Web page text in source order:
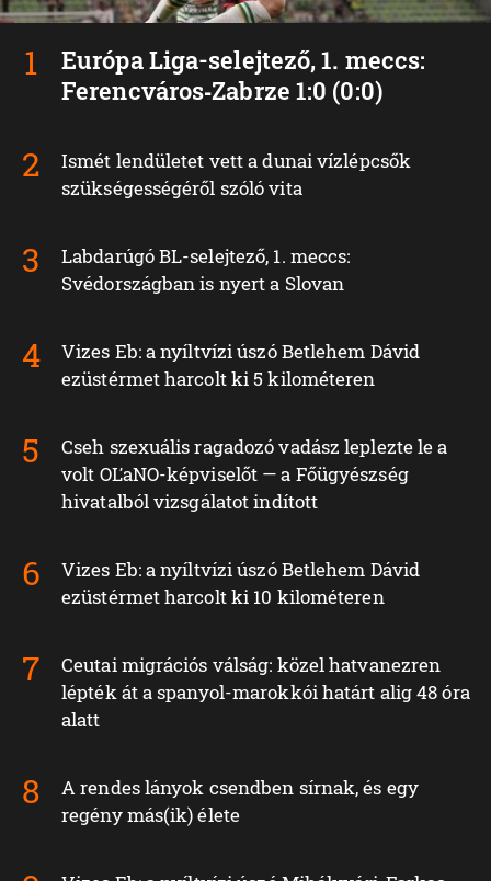
Európa Liga-selejtező, 1. meccs:
Ferencváros‑Zabrze 1:0 (0:0)
Ismét lendületet vett a dunai vízlépcsők
szükségességéről szóló vita
Labdarúgó BL-selejtező, 1. meccs:
Svédországban is nyert a Slovan
Vizes Eb: a nyíltvízi úszó Betlehem Dávid
ezüstérmet harcolt ki 5 kilométeren
Cseh szexuális ragadozó vadász leplezte le a
volt OĽaNO-képviselőt — a Főügyészség
hivatalból vizsgálatot indított
Vizes Eb: a nyíltvízi úszó Betlehem Dávid
ezüstérmet harcolt ki 10 kilométeren
Ceutai migrációs válság: közel hatvanezren
lépték át a spanyol-marokkói határt alig 48 óra
alatt
A rendes lányok csendben sírnak, és egy
regény más(ik) élete